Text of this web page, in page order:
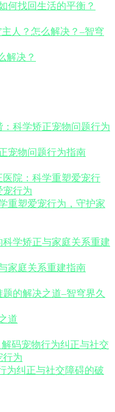
何找回生活的平衡？
解决？
宠物问题行为指南
重塑爱宠行为，守护家
家庭关系重建指南
道
为纠正与社交障碍的破